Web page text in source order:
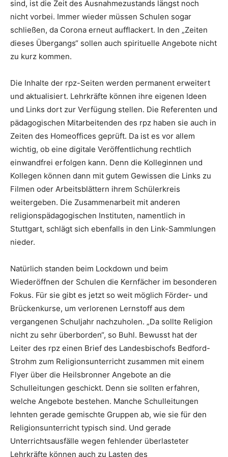
sind, ist die Zeit des Ausnahmezustands längst noch
nicht vorbei. Immer wieder müssen Schulen sogar
schließen, da Corona erneut aufflackert. In den „Zeiten
dieses Übergangs“ sollen auch spirituelle Angebote nicht
zu kurz kommen.
Die Inhalte der rpz-Seiten werden permanent erweitert
und aktualisiert. Lehrkräfte können ihre eigenen Ideen
und Links dort zur Verfügung stellen. Die Referenten und
pädagogischen Mitarbeitenden des rpz haben sie auch in
Zeiten des Homeoffices geprüft. Da ist es vor allem
wichtig, ob eine digitale Veröffentlichung rechtlich
einwandfrei erfolgen kann. Denn die Kolleginnen und
Kollegen können dann mit gutem Gewissen die Links zu
Filmen oder Arbeitsblättern ihrem Schülerkreis
weitergeben. Die Zusammenarbeit mit anderen
religionspädagogischen Instituten, namentlich in
Stuttgart, schlägt sich ebenfalls in den Link-Sammlungen
nieder.
Natürlich standen beim Lockdown und beim
Wiederöffnen der Schulen die Kernfächer im besonderen
Fokus. Für sie gibt es jetzt so weit möglich Förder- und
Brückenkurse, um verlorenen Lernstoff aus dem
vergangenen Schuljahr nachzuholen. „Da sollte Religion
nicht zu sehr überborden“, so Buhl. Bewusst hat der
Leiter des rpz einen Brief des Landesbischofs Bedford-
Strohm zum Religionsunterricht zusammen mit einem
Flyer über die Heilsbronner Angebote an die
Schulleitungen geschickt. Denn sie sollten erfahren,
welche Angebote bestehen. Manche Schulleitungen
lehnten gerade gemischte Gruppen ab, wie sie für den
Religionsunterricht typisch sind. Und gerade
Unterrichtsausfälle wegen fehlender überlasteter
Lehrkräfte können auch zu Lasten des